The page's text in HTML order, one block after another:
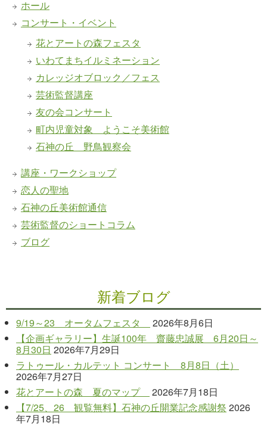
ホール
コンサート・イベント
花とアートの森フェスタ
いわてまちイルミネーション
カレッジオブロック／フェス
芸術監督講座
友の会コンサート
町内児童対象 ようこそ美術館
石神の丘 野鳥観察会
講座・ワークショップ
恋人の聖地
石神の丘美術館通信
芸術監督のショートコラム
ブログ
新着ブログ
9/19～23 オータムフェスタ
2026年8月6日
【企画ギャラリー】生誕100年 齋藤忠誠展 6月20日～
8月30日 2026年7月29日
ラトゥール・カルテット コンサート 8月8日（土）
2026年7月27日
花とアートの森 夏のマップ
2026年7月18日
【7/25、26 観覧無料】石神の丘開業記念感謝祭 2026
年7月18日